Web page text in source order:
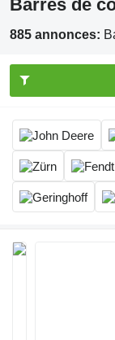
Barres de
885 annonces: